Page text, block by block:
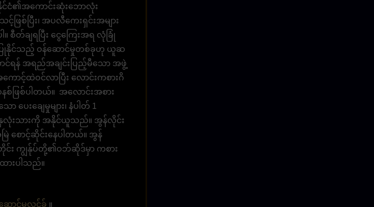
ငံ၏အကောင်းဆုံးဘောလုံး
စ်ပြီး၊ အပလီကေးရှင်းအများ
စီတ်ချရပြီး ငွေကြေးအရ လုံခြုံ
ပြုနိုင်သည့် ဝန်ဆောင်မှုတစ်ခုဟု ယူဆ
င်ရန် အရည်အချင်းပြည့်မီသော အဖွဲ့
ောင့်ထဲဝင်လာပြီး လောင်းကစားဂိ
နစ်ဖြစ်ပါတယ်။ အလောင်းအစား
ေးချေမှုများ၊ နံပါတ် 1
လုံးသားကို အနိုင်ယူသည်။ အွန်လိုင်း
ြဲ စောင့်ဆိုင်းနေပါတယ်။ အွန်
တိုင်း ကျွန်ုပ်တို့၏ဝဘ်ဆိုဒ်မှာ ကစား
ားပါသည်။
ောင်မှုလင့်ခ် ။